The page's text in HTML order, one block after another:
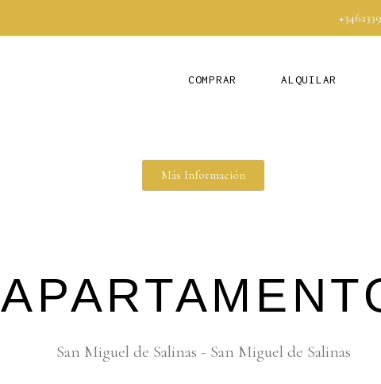
COMPRAR ALQUILAR
Más Información
San Miguel de Salinas - San Miguel de Salinas